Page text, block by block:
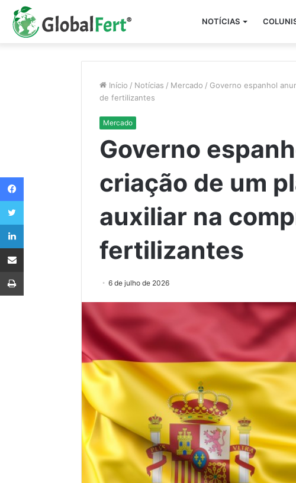
NOTÍCIAS
Início / Notícias / Mercado / Governo espanhol
de fertilizantes
Mercado
Governo
criação de um
auxiliar na
fertilizantes
6 de julho de 2026
Facebook
Twitter
Linkedin
Compartilhar via e-mail